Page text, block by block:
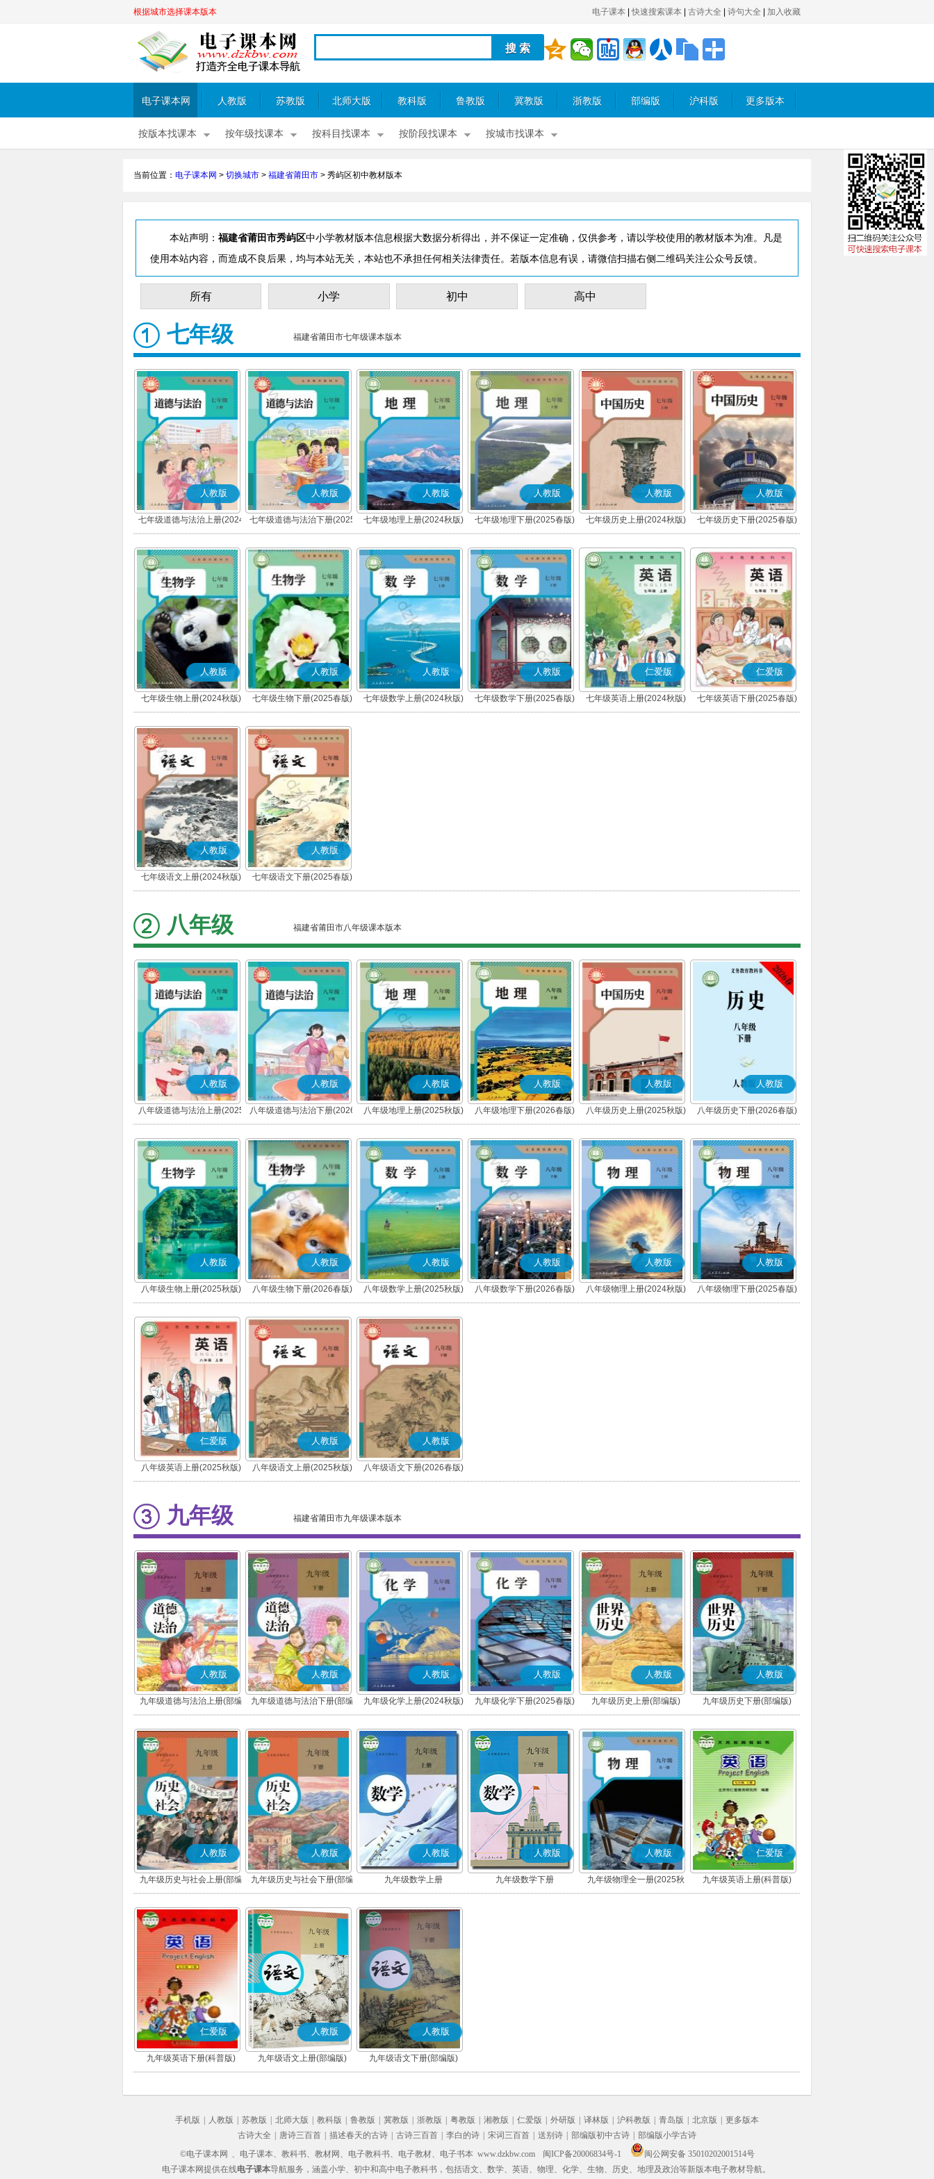
根据城市选择课本版本 电子课本 快速搜索课本 古诗大全 诗句大全 加入收藏
电子课本网 人教版 苏教版 北师大版 教科版 鲁教版 冀教版 浙教版 部编版 沪科版 更多版本
按版本找课本 按年级找课本 按科目找课本 按阶段找课本 按城市找课本
当前位置： 电子课本网 > 切换城市 > 福建省莆田市 > 秀屿区初中教材版本
本站声明： 福建省莆田市秀屿区中小学教材版本信息根据大数据分析得出，并不保证一定准确，仅供参考，请以学校使用的教材版本为准。凡是
使用本站内容，而造成不良后果，均与本站无关，本站也不承担任何相关法律责任。若版本信息有误，请微信扫描右侧二维码关注公众号反馈。
所有 小学 初中 高中
七年级 福建省莆田市七年级课本版本
人教版
七年级道德与法治上册(2024
秋版)(部编版)
人教版
七年级道德与法治下册(2025
春版)(部编版)
人教版
七年级地理上册(2024秋版)
人教版
七年级地理下册(2025春版)
人教版
七年级历史上册(2024秋版)
(部编版)
人教版
七年级历史下册(2025春版)
(部编版)
人教版
七年级生物上册(2024秋版)
人教版
七年级生物下册(2025春版)
人教版
七年级数学上册(2024秋版)
人教版
七年级数学下册(2025春版)
仁爱版
七年级英语上册(2024秋版)
(科普版)
仁爱版
七年级英语下册(2025春版)
(科普版)
人教版
七年级语文上册(2024秋版)
(部编版)
人教版
七年级语文下册(2025春版)
(部编版)
八年级 福建省莆田市八年级课本版本
人教版
八年级道德与法治上册(2025
秋版)(部编版)
人教版
八年级道德与法治下册(2026
春版)(部编版)
人教版
八年级地理上册(2025秋版)
人教版
八年级地理下册(2026春版)
人教版
八年级历史上册(2025秋版)
(部编版)
人教版
八年级历史下册(2026春版)
(部编版)
人教版
八年级生物上册(2025秋版)
人教版
八年级生物下册(2026春版)
人教版
八年级数学上册(2025秋版)
人教版
八年级数学下册(2026春版)
人教版
八年级物理上册(2024秋版)
人教版
八年级物理下册(2025春版)
仁爱版
八年级英语上册(2025秋版)
(科普版)
人教版
八年级语文上册(2025秋版)
(部编版)
人教版
八年级语文下册(2026春版)
(部编版)
九年级 福建省莆田市九年级课本版本
人教版
九年级道德与法治上册(部编
版)
人教版
九年级道德与法治下册(部编
版)
人教版
九年级化学上册(2024秋版)
人教版
九年级化学下册(2025春版)
人教版
九年级历史上册(部编版)
人教版
九年级历史下册(部编版)
人教版
九年级历史与社会上册(部编
版)
人教版
九年级历史与社会下册(部编
版)
人教版
九年级数学上册
人教版
九年级数学下册
人教版
九年级物理全一册(2025秋
版)
仁爱版
九年级英语上册(科普版)
仁爱版
九年级英语下册(科普版)
人教版
九年级语文上册(部编版)
人教版
九年级语文下册(部编版)
手机版 人教版 苏教版 北师大版 教科版 鲁教版 冀教版 浙教版 粤教版 湘教版 仁爱版 外研版 译林版 沪科教版 青岛版 北京版
更多版本
古诗大全
唐诗三百首 描述春天的古诗 古诗三百首 李白的诗 宋词三百首 送别诗 部编版初中古诗
部编版小学古诗
©电子课本网 、电子课本、教科书、教材网、电子教科书、电子教材、电子书本 www.dzkbw.com 闽ICP备20006834号-1
闽公网安备 35010202001514号
电子课本网提供在线电子课本导航服务，涵盖小学、初中和高中电子教科书，包括语文、数学、英语、物理、化学、生物、历史、地理及政治等新版本电子教材导航。